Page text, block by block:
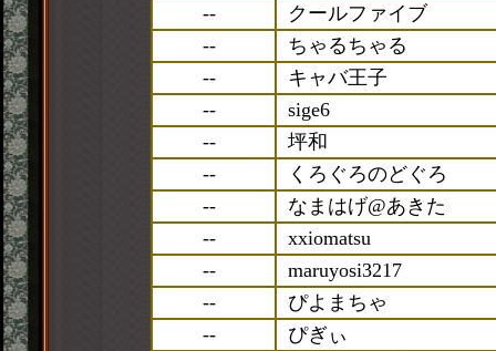
--
クールファイブ
--
ちゃるちゃる
--
キャバ王子
--
sige6
--
坪和
--
くろぐろのどぐろ
--
なまはげ@あきた
--
xxiomatsu
--
maruyosi3217
--
ぴよまちゃ
--
ぴぎぃ